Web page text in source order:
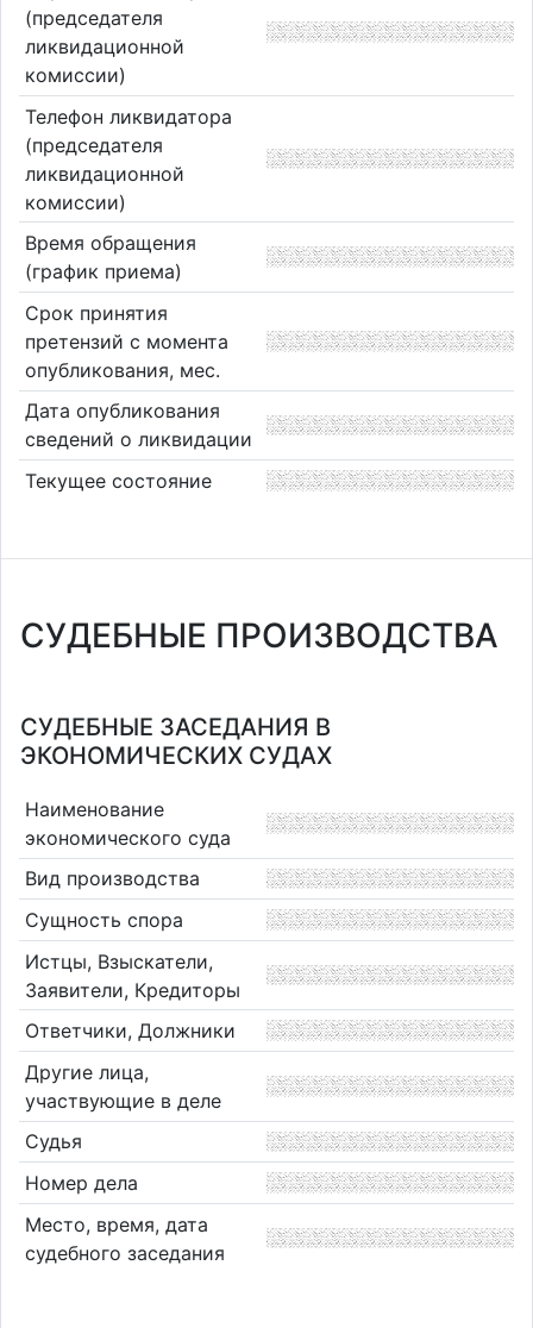
(председателя
ликвидационной
комиссии)
Телефон ликвидатора
(председателя
ликвидационной
комиссии)
Время обращения
(график приема)
Срок принятия
претензий с момента
опубликования, мес.
Дата опубликования
сведений о ликвидации
Текущее состояние
СУДЕБНЫЕ ПРОИЗВОДСТВА
СУДЕБНЫЕ ЗАСЕДАНИЯ В
ЭКОНОМИЧЕСКИХ СУДАХ
Наименование
экономического суда
Вид производства
Сущность спора
Истцы, Взыскатели,
Заявители, Кредиторы
Ответчики, Должники
Другие лица,
участвующие в деле
Судья
Номер дела
Место, время, дата
судебного заседания